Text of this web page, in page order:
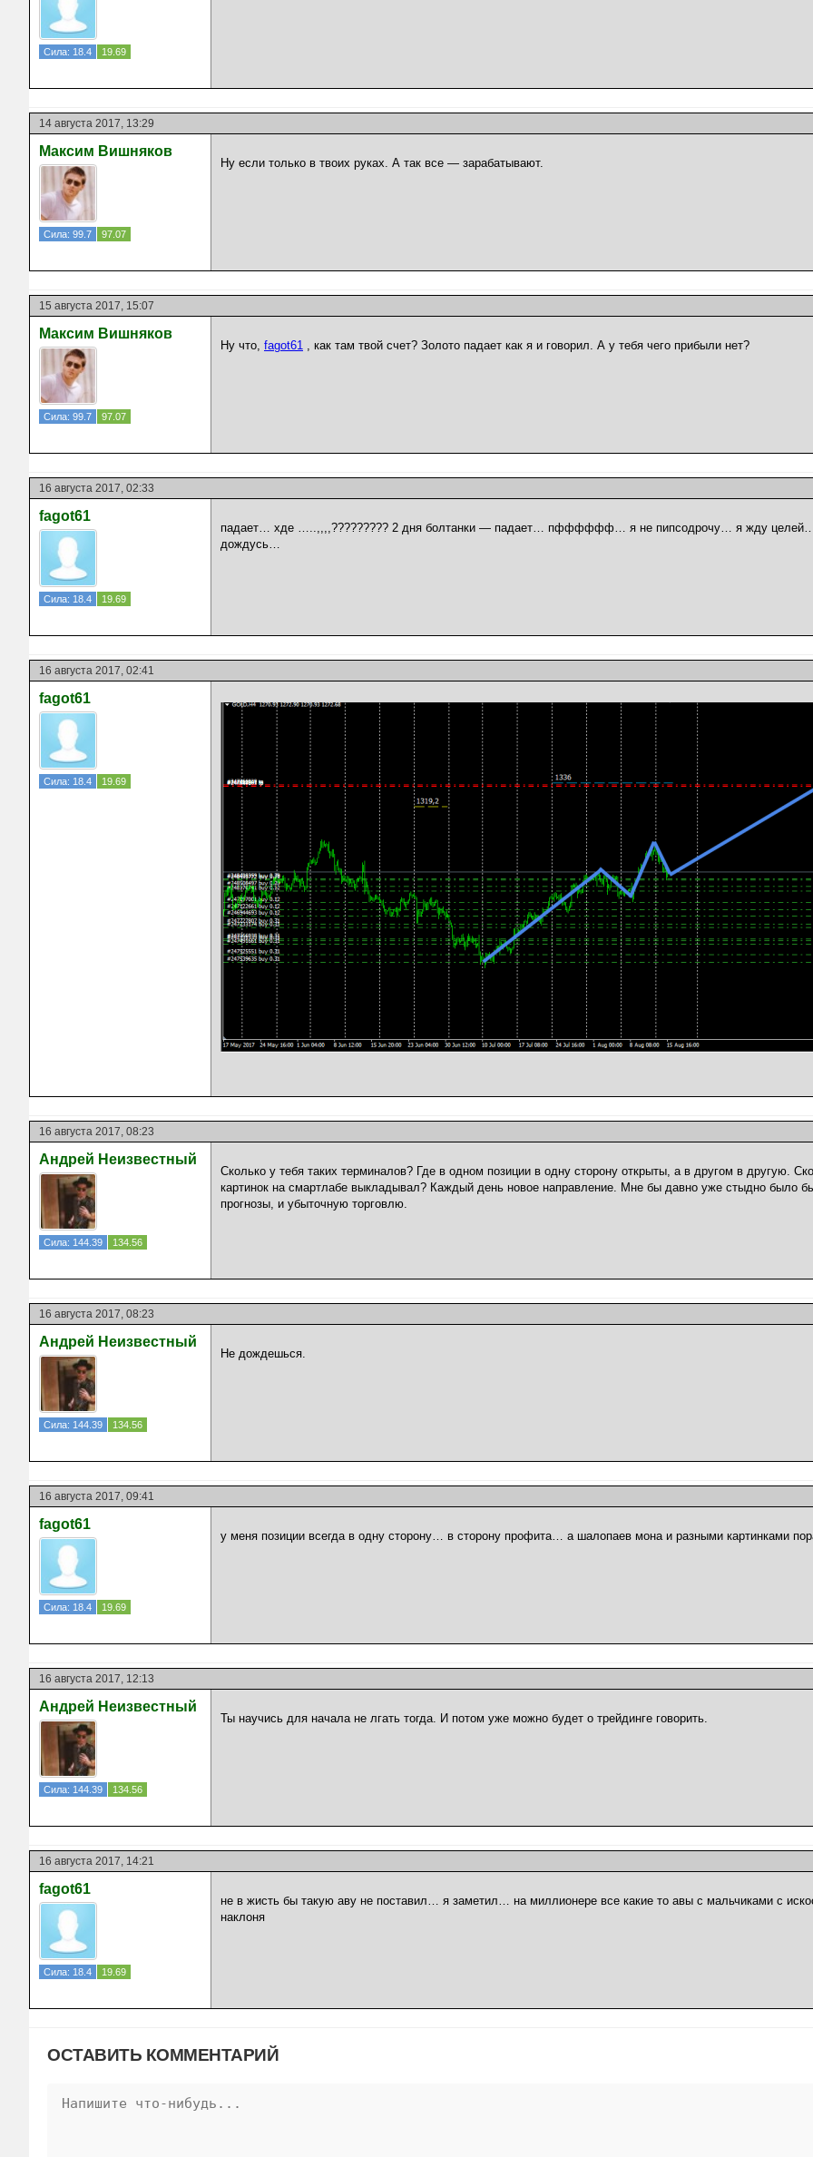
Сила: 18.4 19.69
14 августа 2017, 13:29
Максим Вишняков
Сила: 99.7 97.07
Ну если только в твоих руках. А так все — зарабатывают.
15 августа 2017, 15:07
Максим Вишняков
Сила: 99.7 97.07
Ну что, fagot61 , как там твой счет? Золото падает как я и говорил. А у тебя чего прибыли нет?
16 августа 2017, 02:33
fagot61
Сила: 18.4 19.69
падает… хде …..,,,,????????? 2 дня болтанки — падает… пфффффф… я не пипсодрочу… я жду целей…
дождусь…
16 августа 2017, 02:41
fagot61
Сила: 18.4 19.69
16 августа 2017, 08:23
Андрей Неизвестный
Сила: 144.39 134.56
Сколько у тебя таких терминалов? Где в одном позиции в одну сторону открыты, а в другом в другую.
картинок на смартлабе выкладывал? Каждый день новое направление. Мне бы давно уже стыдно было
прогнозы, и убыточную торговлю.
16 августа 2017, 08:23
Андрей Неизвестный
Сила: 144.39 134.56
Не дождешься.
16 августа 2017, 09:41
fagot61
Сила: 18.4 19.69
у меня позиции всегда в одну сторону… в сторону профита… а шалопаев мона и разными картинками
16 августа 2017, 12:13
Андрей Неизвестный
Сила: 144.39 134.56
Ты научись для начала не лгать тогда. И потом уже можно будет о трейдинге говорить.
16 августа 2017, 14:21
fagot61
Сила: 18.4 19.69
не в жисть бы такую аву не поставил… я заметил… на миллионере все какие то авы с мальчиками с
наклоня
ОСТАВИТЬ КОММЕНТАРИЙ